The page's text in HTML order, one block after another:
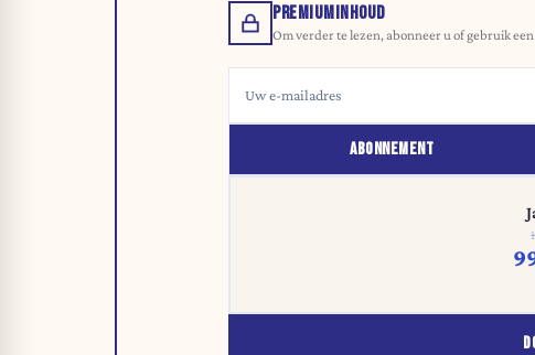
PREMIUMINHOUD
Om verder te lezen, abonneer u of gebruik
ABONNEMENT